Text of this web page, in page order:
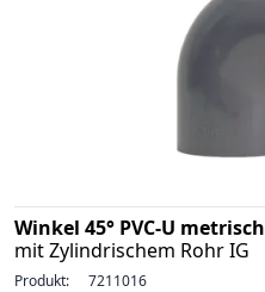
Winkel 45° PVC-U metrisch
mit Zylindrischem Rohr IG
Produkt: 7211016